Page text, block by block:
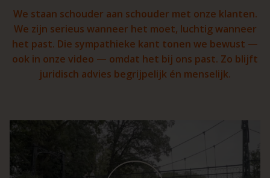
We staan schouder aan schouder met onze klanten.
We zijn serieus wanneer het moet, luchtig wanneer
het past. Die sympathieke kant tonen we bewust —
ook in onze video — omdat het bij ons past. Zo blijft
juridisch advies begrijpelijk én menselijk.